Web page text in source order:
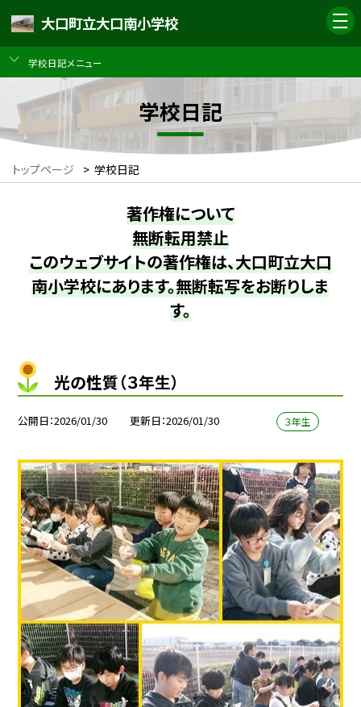
大口町立大口南小学校
学校日記メニュー
学校日記
トップページ > 学校日記
著作権について
無断転用禁止
このウェブサイトの著作権は、大口町立大口
南小学校にあります。無断転写をお断りしま
す。
光の性質（３年生）
公開日 2026/01/30 更新日 2026/01/30 ３年生